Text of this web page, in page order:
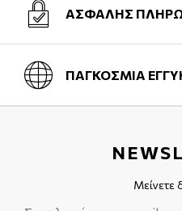
ΑΣΦΑΛΗΣ
ΠΑΓΚΟΣΜΙΑ
Μείνετε